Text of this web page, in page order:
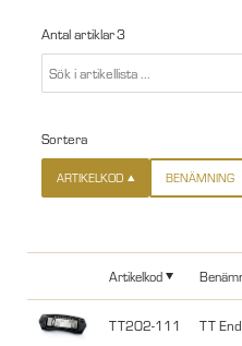
Antal artiklar3
Sortera
ARTIKELKOD BENÄMNING
Artikelkod
TT202-111 TT